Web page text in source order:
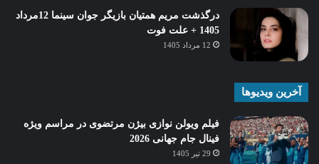
درگذشت مریم همتیان بازیگر جوان سینما 12مرداد
1405 + علت فوت
12 مرداد 1405
آخرین ویدیوها
فیلم ویولن نوازی بیژن مرتضوی در مراسم ویژه
فینال جام جهانی 2026
29 تیر 1405